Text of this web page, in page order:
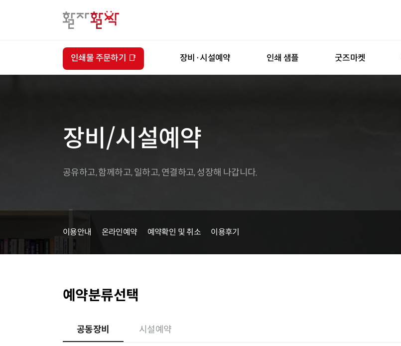
인쇄물 주문하기 📑 장비·시설예약 인쇄 샘플 굿즈마켓
장비/시설예약
공유하고, 함께하고, 일하고, 연결하고, 성장해 나갑니다.
이용안내 온라인예약 예약확인 및 취소 이용후기
예약분류선택
공동장비 시설예약